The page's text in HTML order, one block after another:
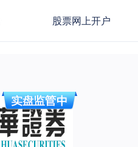
股票网上开户